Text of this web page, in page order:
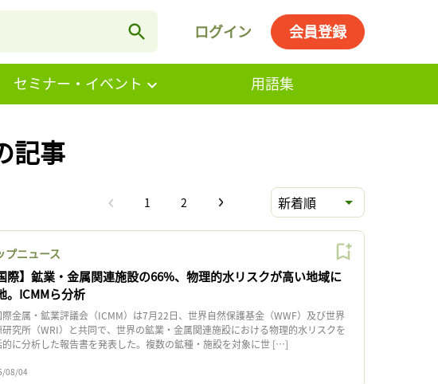
ログイン 会員登録
セミナー・イベント 用語集
記事
1 2 新着順
プニュース
国際】鉱業・金属関連施設の66%、物理的水リスクが高い地域に
。ICMMら分析
金属・鉱業評議会（ICMM）は7月22日、世界自然保護基金（WWF）及び世界
研究所（WRI）と共同で、世界の鉱業・金属関連施設における物理的水リスクを
的に分析した報告書を発表した。複数の鉱種・施設を対象に世 […]
08/04